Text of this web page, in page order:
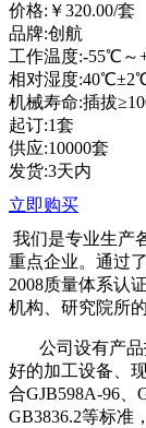
价格: ￥320.00/套
品牌:创航
工作温度:-55℃～
相对湿度
机械寿命:插拔
起订:1套
供应:10000套
发货:3天内
立即购买
我们是专业生产
重点企业。通过
2008质量体系认
机构、研究院所
公司设有产品
好的加工设备、
合GJB598A-96、
GB3836.2等标准